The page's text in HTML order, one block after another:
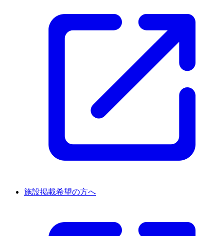
施設掲載希望の方へ